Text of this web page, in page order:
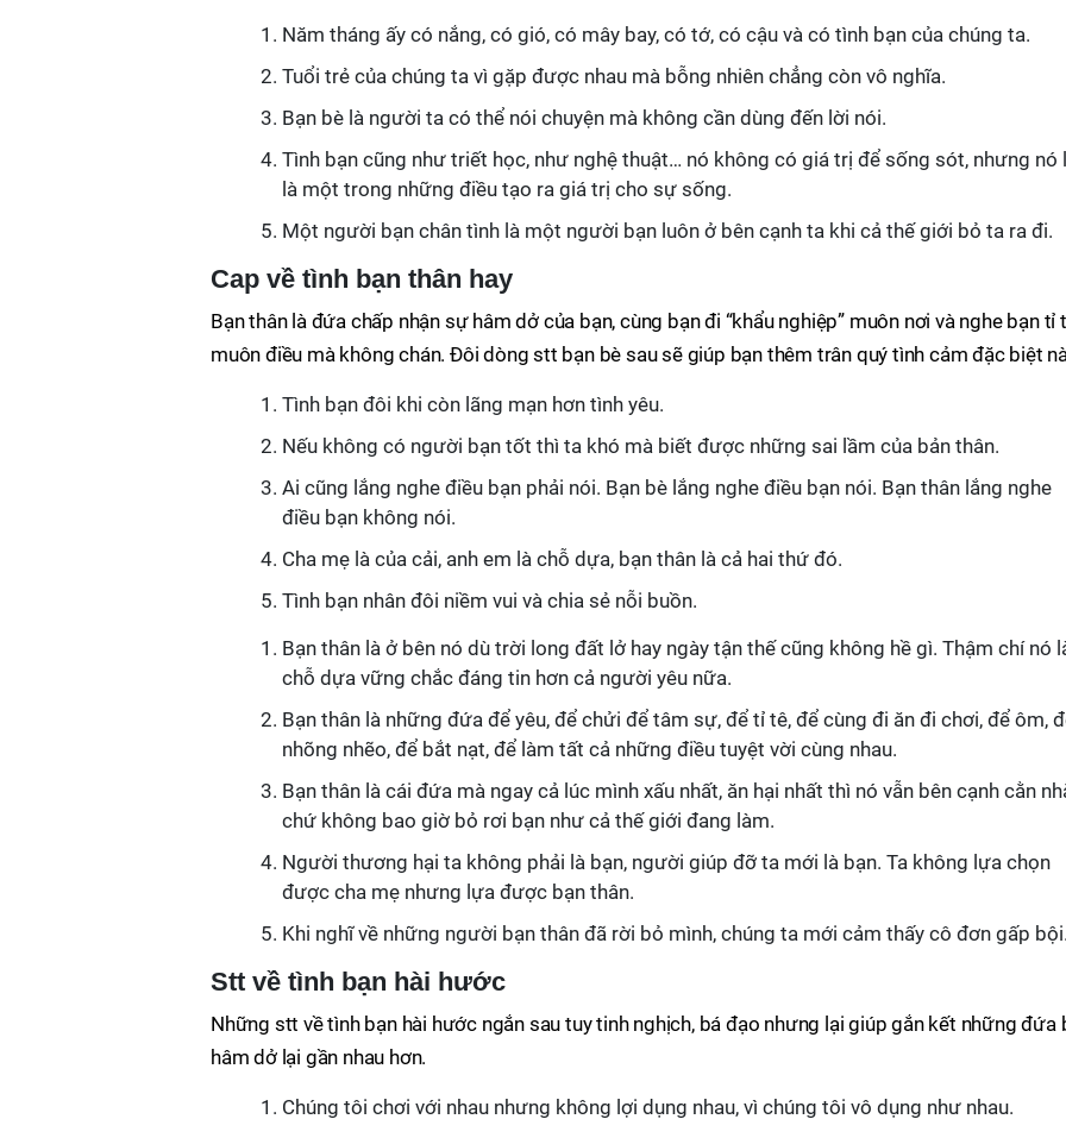
Năm tháng ấy có nắng, có gió, có mây bay, có tớ, có cậu và có tình bạn của chúng ta.
Tuổi trẻ của chúng ta vì gặp được nhau mà bỗng nhiên chẳng còn vô nghĩa.
Bạn bè là người ta có thể nói chuyện mà không cần dùng đến lời nói.
Tình bạn cũng như triết học, như nghệ thuật… nó không có giá trị để sống sót, nhưng nó
là một trong những điều tạo ra giá trị cho sự sống.
Một người bạn chân tình là một người bạn luôn ở bên cạnh ta khi cả thế giới bỏ ta ra đi.
Cap về tình bạn thân hay
Bạn thân là đứa chấp nhận sự hâm dở của bạn, cùng bạn đi “khẩu nghiệp” muôn nơi và nghe bạn tỉ
muôn điều mà không chán. Đôi dòng stt bạn bè sau sẽ giúp bạn thêm trân quý tình cảm đặc biệt
Tình bạn đôi khi còn lãng mạn hơn tình yêu.
Nếu không có người bạn tốt thì ta khó mà biết được những sai lầm của bản thân.
Ai cũng lắng nghe điều bạn phải nói. Bạn bè lắng nghe điều bạn nói. Bạn thân lắng nghe
điều bạn không nói.
Cha mẹ là của cải, anh em là chỗ dựa, bạn thân là cả hai thứ đó.
Tình bạn nhân đôi niềm vui và chia sẻ nỗi buồn.
Bạn thân là ở bên nó dù trời long đất lở hay ngày tận thế cũng không hề gì. Thậm chí nó
chỗ dựa vững chắc đáng tin hơn cả người yêu nữa.
Bạn thân là những đứa để yêu, để chửi để tâm sự, để tỉ tê, để cùng đi ăn đi chơi, để ôm,
nhõng nhẽo, để bắt nạt, để làm tất cả những điều tuyệt vời cùng nhau.
Bạn thân là cái đứa mà ngay cả lúc mình xấu nhất, ăn hại nhất thì nó vẫn bên cạnh cằn
chứ không bao giờ bỏ rơi bạn như cả thế giới đang làm.
Người thương hại ta không phải là bạn, người giúp đỡ ta mới là bạn. Ta không lựa chọn
được cha mẹ nhưng lựa được bạn thân.
Khi nghĩ về những người bạn thân đã rời bỏ mình, chúng ta mới cảm thấy cô đơn gấp bội.
Stt về tình bạn hài hước
Những stt về tình bạn hài hước ngắn sau tuy tinh nghịch, bá đạo nhưng lại giúp gắn kết những đứa
hâm dở lại gần nhau hơn.
Chúng tôi chơi với nhau nhưng không lợi dụng nhau, vì chúng tôi vô dụng như nhau.